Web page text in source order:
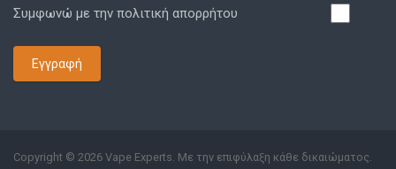
Συμφωνώ με την πολιτική απορρήτου
Εγγραφή
Copyright © 2026 Vape Experts. Με την επιφύλαξη κάθε δικαιώματος.